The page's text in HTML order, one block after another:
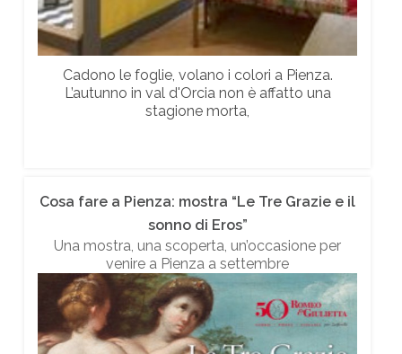
Cadono le foglie, volano i colori a Pienza.
L’autunno in val d'Orcia non è affatto una
stagione morta,
Cosa fare a Pienza: mostra “Le Tre Grazie e il
sonno di Eros”
Una mostra, una scoperta, un’occasione per
venire a Pienza a settembre